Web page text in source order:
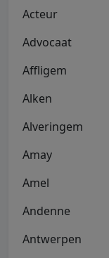
Acteur
Advocaat
Affligem
Alken
Alveringem
Amay
Amel
Andenne
Antwerpen